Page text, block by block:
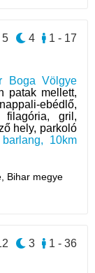
Boga Völgye
patak mellett,
ebédlő,
filagória, gril,
hely, parkoló
10km
Bihar megye
1 - 17
4
5
1 - 36
3